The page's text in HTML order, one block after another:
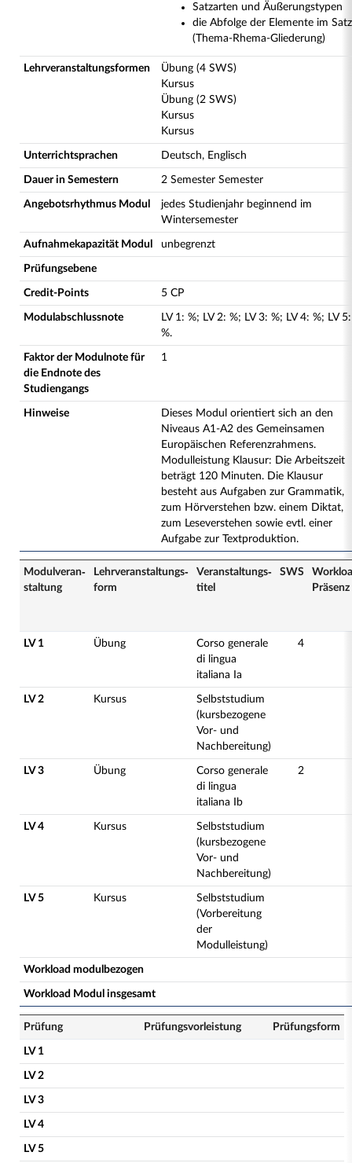
Satzarten und Äußerungstypen
die Abfolge der Elemente im Satz
(Thema-Rhema-Gliederung)
Lehrveranstaltungsformen
Übung (4 SWS)
Kursus
Übung (2 SWS)
Kursus
Kursus
Unterrichtsprachen Deutsch, Englisch
Dauer in Semestern 2 Semester Semester
Angebotsrhythmus Modul
jedes Studienjahr beginnend im
Wintersemester
Aufnahmekapazität Modul unbegrenzt
Prüfungsebene
Credit-Points 5 CP
Modulabschlussnote LV 1: %; LV 2: %; LV 3: %; LV 4: %; LV 5:
%.
Faktor der Modulnote für
die Endnote des
Studiengangs
1
Hinweise
Dieses Modul orientiert sich an den
Niveaus A1-A2 des Gemeinsamen
Europäischen Referenzrahmens.
Modulleistung Klausur: Die Arbeitszeit
beträgt 120 Minuten. Die Klausur
besteht aus Aufgaben zur Grammatik,
zum Hörverstehen bzw. einem Diktat,
zum Leseverstehen sowie evtl. einer
Aufgabe zur Textproduktion.
Modulveran­
staltung
Lehrveranstaltungs­
form
Veranstaltungs­
titel
SWS
Präsenz
LV 1 Übung
Corso generale
di lingua
italiana Ia
4
LV 2 Kursus
Selbststudium
(kursbezogene
Vor- und
Nachbereitung)
LV 3 Übung
Corso generale
di lingua
italiana Ib
2
LV 4 Kursus
Selbststudium
(kursbezogene
Vor- und
Nachbereitung)
LV 5 Kursus
Selbststudium
(Vorbereitung
der
Modulleistung)
Workload modulbezogen
Workload Modul insgesamt
Prüfung Prüfungsvorleistung Prüfungsform
LV 1
LV 2
LV 3
LV 4
LV 5